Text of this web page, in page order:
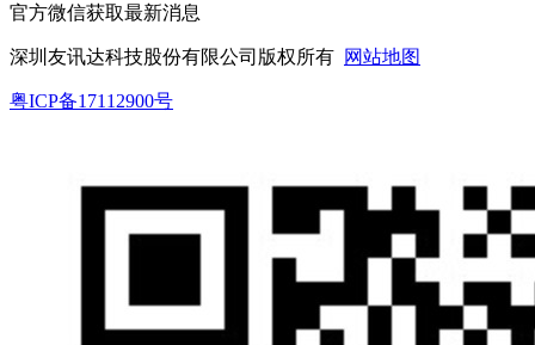
官方微信获取最新消息
深圳友讯达科技股份有限公司版权所有 网站地图
粤ICP备17112900号